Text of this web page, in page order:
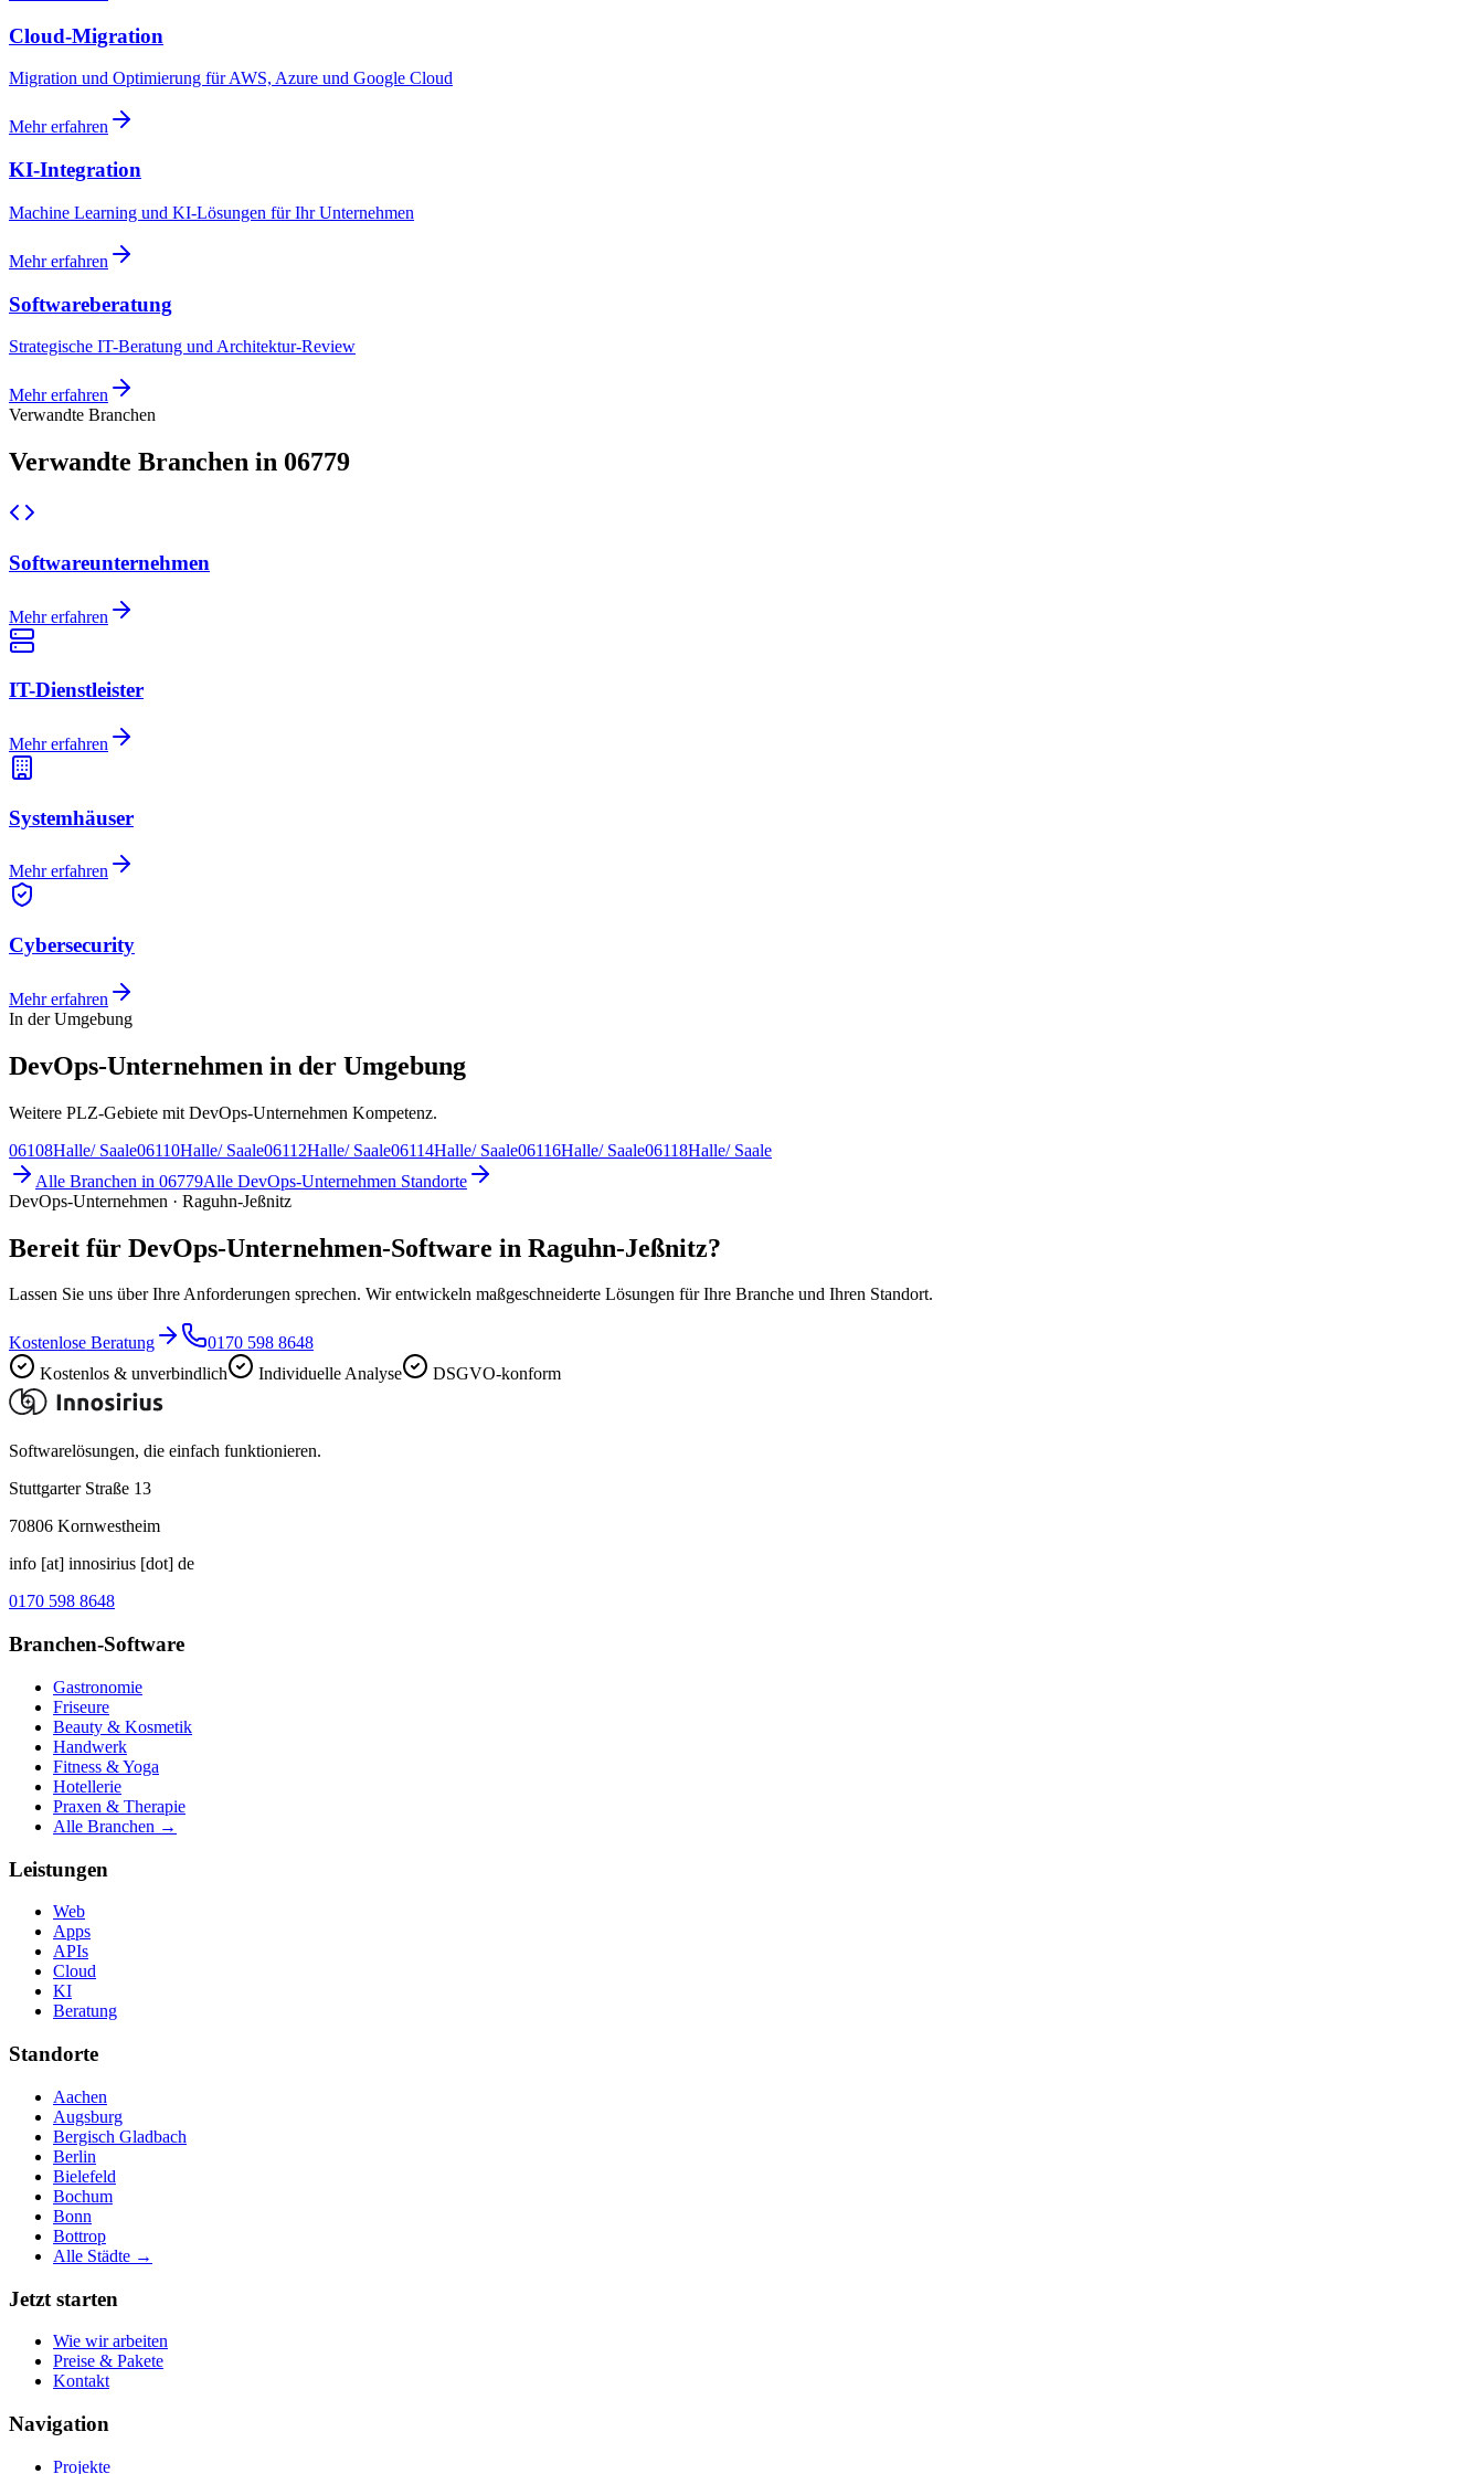
Cloud-Migration
Migration und Optimierung für AWS, Azure und Google Cloud
Mehr erfahren
KI-Integration
Machine Learning und KI-Lösungen für Ihr Unternehmen
Mehr erfahren
Softwareberatung
Strategische IT-Beratung und Architektur-Review
Mehr erfahren
Verwandte Branchen
Verwandte Branchen in 06779
Softwareunternehmen
Mehr erfahren
IT-Dienstleister
Mehr erfahren
Systemhäuser
Mehr erfahren
Cybersecurity
Mehr erfahren
In der Umgebung
DevOps-Unternehmen in der Umgebung
Weitere PLZ-Gebiete mit DevOps-Unternehmen Kompetenz.
06108Halle/ Saale06110Halle/ Saale06112Halle/ Saale06114Halle/ Saale06116Halle/ Saale06118Halle/ Saale
Alle Branchen in 06779Alle DevOps-Unternehmen Standorte
DevOps-Unternehmen · Raguhn-Jeßnitz
Bereit für DevOps-Unternehmen-Software in Raguhn-Jeßnitz?
Lassen Sie uns über Ihre Anforderungen sprechen. Wir entwickeln maßgeschneiderte Lösungen für Ihre Branche und Ihren Standort.
Kostenlose Beratung
0170 598 8648
Kostenlos & unverbindlich
Individuelle Analyse DSGVO-konform
Softwarelösungen, die einfach funktionieren.
Stuttgarter Straße 13
70806 Kornwestheim
info [at] innosirius [dot] de
0170 598 8648
Branchen-Software
Gastronomie
Friseure
Beauty & Kosmetik
Handwerk
Fitness & Yoga
Hotellerie
Praxen & Therapie
Alle Branchen →
Leistungen
Web
Apps
APIs
Cloud
KI
Beratung
Standorte
Aachen
Augsburg
Bergisch Gladbach
Berlin
Bielefeld
Bochum
Bonn
Bottrop
Alle Städte →
Jetzt starten
Wie wir arbeiten
Preise & Pakete
Kontakt
Navigation
Projekte